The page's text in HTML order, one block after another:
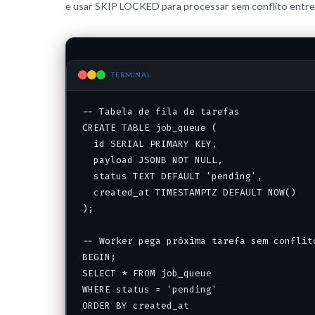
e usar SKIP LOCKED para processar sem conflito
TERMINAL
-- Tabela de fila de tarefas
CREATE TABLE job_queue (
);
-- Worker pega próxima tarefa sem
BEGIN;
SELECT * FROM job_queue
WHERE status = 'pending'
ORDER BY created_at